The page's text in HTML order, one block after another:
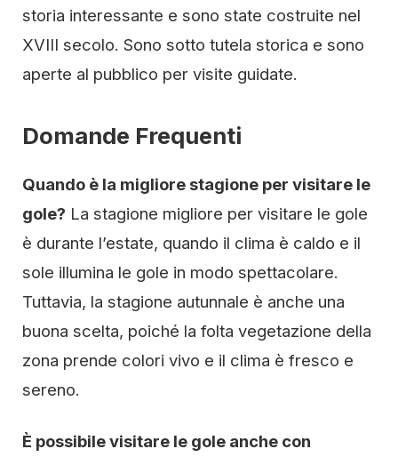
storia interessante e sono state costruite nel
XVIII secolo. Sono sotto tutela storica e sono
aperte al pubblico per visite guidate.
Domande Frequenti
Quando è la migliore stagione per visitare le
gole? La stagione migliore per visitare le gole
è durante l’estate, quando il clima è caldo e il
sole illumina le gole in modo spettacolare.
Tuttavia, la stagione autunnale è anche una
buona scelta, poiché la folta vegetazione della
zona prende colori vivo e il clima è fresco e
sereno.
È possibile visitare le gole anche con